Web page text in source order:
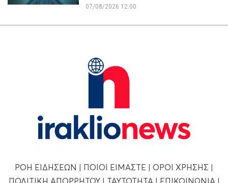
07/08/2026 12:00
ΡΟΗ ΕΙΔΗΣΕΩΝ | ΠΟΙΟΙ ΕΙΜΑΣΤΕ | ΟΡΟΙ ΧΡΗΣΗΣ |
ΠΟΛΙΤΙΚΗ ΑΠΟΡΡΗΤΟΥ| ΤΑΥΤΟΤΗΤΑ | ΕΠΙΚΟΙΝΩΝΙΑ |